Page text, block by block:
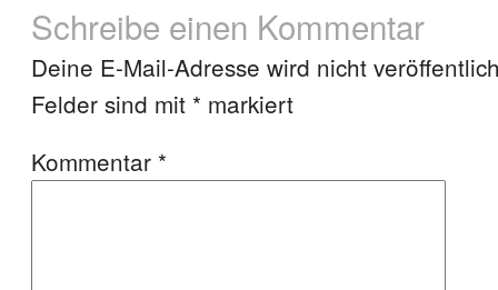
Schreibe einen Kommentar
Deine E-Mail-Adresse wird nicht
Felder sind mit * markiert
Kommentar *